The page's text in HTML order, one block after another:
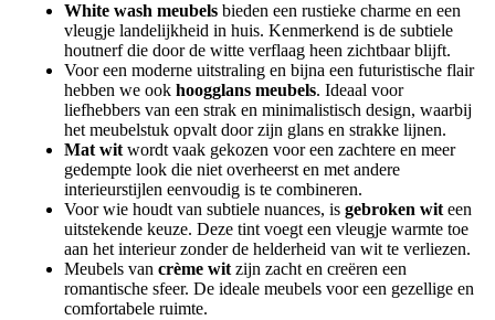
White wash meubels bieden een rustieke charme en een
vleugje landelijkheid in huis. Kenmerkend is de subtiele
houtnerf die door de witte verflaag heen zichtbaar blijft.
Voor een moderne uitstraling en bijna een futuristische flair
hebben we ook hoogglans meubels. Ideaal voor
liefhebbers van een strak en minimalistisch design, waarbij
het meubelstuk opvalt door zijn glans en strakke lijnen.
Mat wit wordt vaak gekozen voor een zachtere en meer
gedempte look die niet overheerst en met andere
interieurstijlen eenvoudig is te combineren.
Voor wie houdt van subtiele nuances, is gebroken wit een
uitstekende keuze. Deze tint voegt een vleugje warmte toe
aan het interieur zonder de helderheid van wit te verliezen.
Meubels van crème wit zijn zacht en creëren een
romantische sfeer. De ideale meubels voor een gezellige en
comfortabele ruimte.